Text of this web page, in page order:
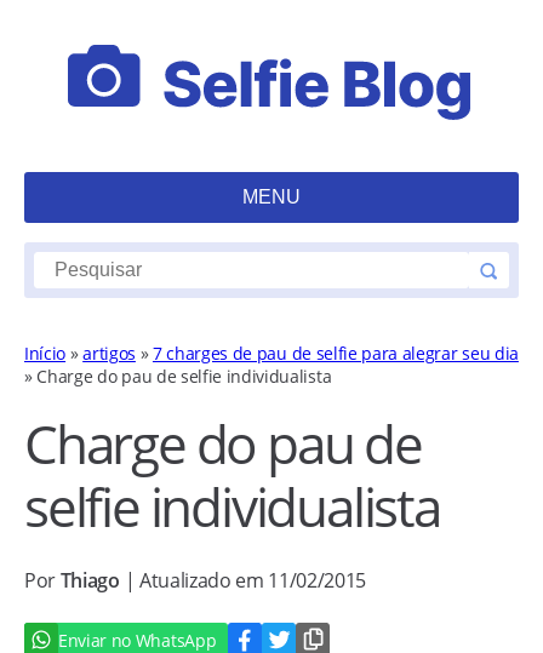
MENU
Início »artigos »7 charges de pau de selfie para alegrar seu dia
» Charge do pau de selfie individualista
Charge do pau de
selfie individualista
PorThiago | Atualizado em 11/02/2015
Enviar no WhatsApp